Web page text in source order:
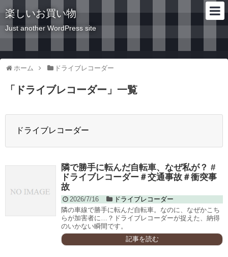
楽しいお買い物
Just another WordPress site
ホーム ドライブレコーダー
「 ドライブレコーダー 」 一覧
ドライブレコーダー
隣で勝手に転んだ自転車、なぜ私が？ #
ドライブレコーダー＃交通事故＃衝突事
故
2026/7/16
ドライブレコーダー
隣の車線で勝手に転んだ自転車。なのに、なぜかこち
らが加害者に…？ドライブレコーダーが捉えた、納得
のいかない瞬間です。
記事を読む